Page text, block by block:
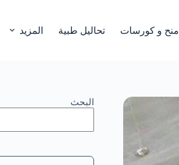
منح و كورسات تحاليل طبية المزيد
البحث